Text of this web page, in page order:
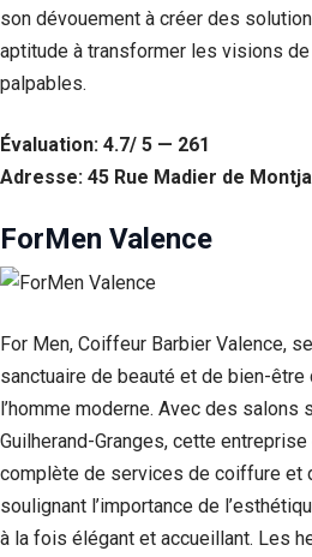
son dévouement à créer des
aptitude à transformer les visions
palpables.
Évaluation: 4.7/ 5 — 261
Adresse: 45 Rue Madier de
ForMen Valence
For Men, Coiffeur Barbier Valence,
sanctuaire de beauté et de bien-
l’homme moderne. Avec des salons
Guilherand-Granges, cette
complète de services de coiffure et
soulignant l’importance de
à la fois élégant et accueillant. Les